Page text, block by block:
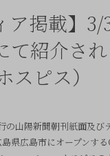
ア掲載】
て紹介さ
スピス）
の山陽新聞朝刊紙面及び
県広島市にオープンす